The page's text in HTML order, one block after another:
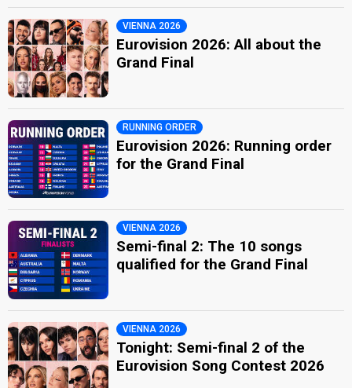
VIENNA 2026
Eurovision 2026: All about the
Grand Final
RUNNING ORDER
Eurovision 2026: Running order
for the Grand Final
VIENNA 2026
Semi-final 2: The 10 songs
qualified for the Grand Final
VIENNA 2026
Tonight: Semi-final 2 of the
Eurovision Song Contest 2026